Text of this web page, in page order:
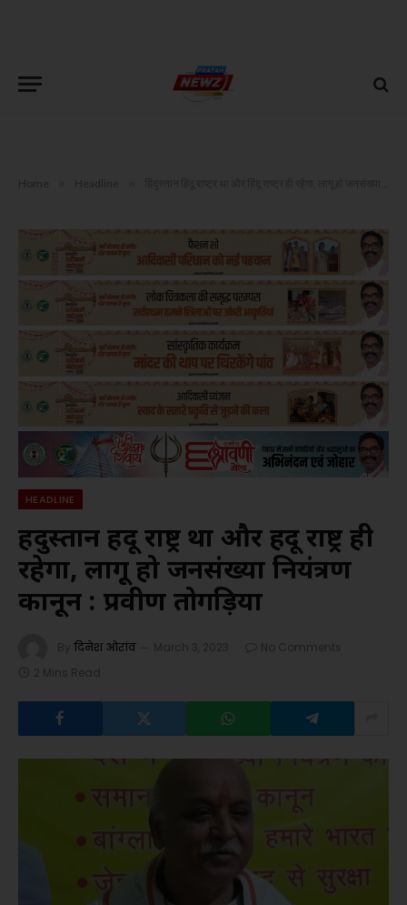
Home Headline
HEADLINE
हिंदुस्तान हिंदू राष्ट्र था और हिंदू राष्ट्र ही
रहेगा, लागू हो जनसंख्या नियंत्रण
कानून : प्रवीण तोगड़िया
By दिनेश ओरांव March 3, 2023
No Comments
2 Mins Read